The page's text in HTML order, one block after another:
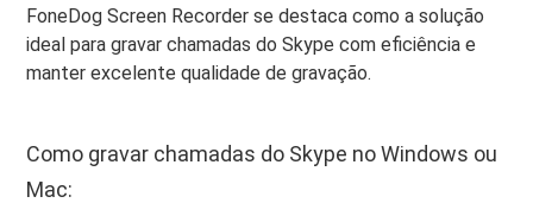
FoneDog Screen Recorder se destaca como a solução
ideal para gravar chamadas do Skype com eficiência e
manter excelente qualidade de gravação.
Como gravar chamadas do Skype no Windows ou
Mac: